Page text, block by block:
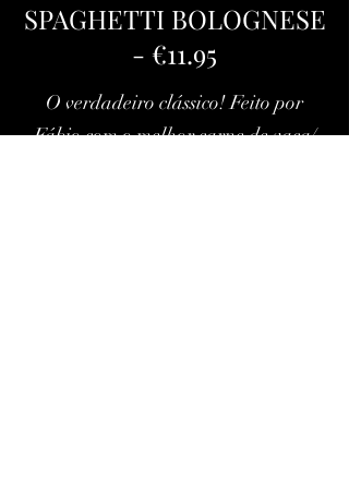
SPAGHETTI BOLOGNESE
- €11.95
O verdadeiro clássico! Feito por
Fábio com o melhor carne de vaca/